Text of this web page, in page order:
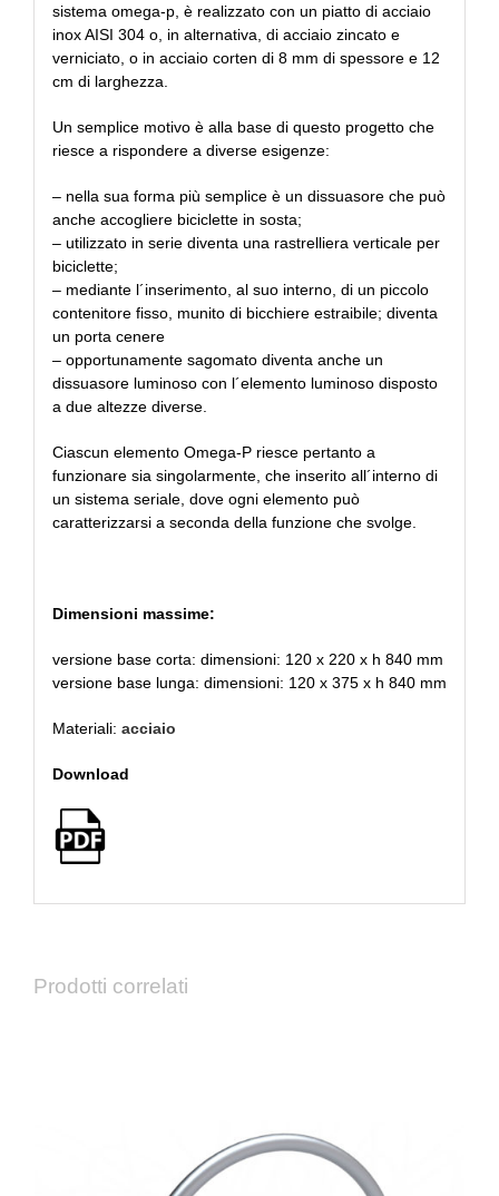
sistema omega-p, è realizzato con un piatto di acciaio
inox AISI 304 o, in alternativa, di acciaio zincato e
verniciato, o in acciaio corten di 8 mm di spessore e 12
cm di larghezza.
Un semplice motivo è alla base di questo progetto che
riesce a rispondere a diverse esigenze:
– nella sua forma più semplice è un dissuasore che può
anche accogliere biciclette in sosta;
– utilizzato in serie diventa una rastrelliera verticale per
biciclette;
– mediante l´inserimento, al suo interno, di un piccolo
contenitore fisso, munito di bicchiere estraibile; diventa
un porta cenere
– opportunamente sagomato diventa anche un
dissuasore luminoso con l´elemento luminoso disposto
a due altezze diverse.
Ciascun elemento Omega-P riesce pertanto a
funzionare sia singolarmente, che inserito all´interno di
un sistema seriale, dove ogni elemento può
caratterizzarsi a seconda della funzione che svolge.
Dimensioni massime:
versione base corta: dimensioni: 120 x 220 x h 840 mm
versione base lunga: dimensioni: 120 x 375 x h 840 mm
Materiali: acciaio
Download
Prodotti correlati